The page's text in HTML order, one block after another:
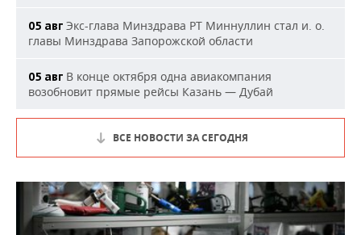
05 авг Экс-глава Минздрава РТ Миннуллин стал и. о.
главы Минздрава Запорожской области
05 авг В конце октября одна авиакомпания
возобновит прямые рейсы Казань — Дубай
ВСЕ НОВОСТИ ЗА СЕГОДНЯ